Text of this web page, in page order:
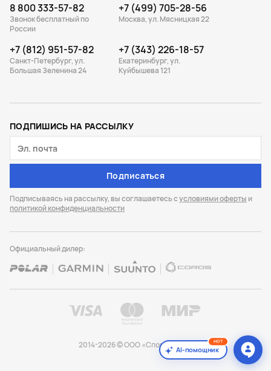
8 800 333-57-82
Звонок бесплатный по
России
+7 (499) 705-28-56
Москва, ул. Мясницкая 22
+7 (812) 951-57-82
Санкт-Петербург, ул.
Большая Зеленина 24
+7 (343) 226-18-57
Екатеринбург, ул.
Куйбышева 121
ПОДПИШИСЬ НА РАССЫЛКУ
Подписаться
Подписываясь на рассылку, вы соглашаетесь сусловиями оферты и
политикой конфиденциальности
Официальный дилер:
2014-2026 © ООО «Спорт Лайф»AI-помощник
HOT